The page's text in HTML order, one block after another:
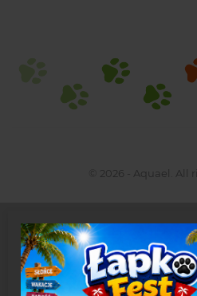
© 2026 - Aquael. All